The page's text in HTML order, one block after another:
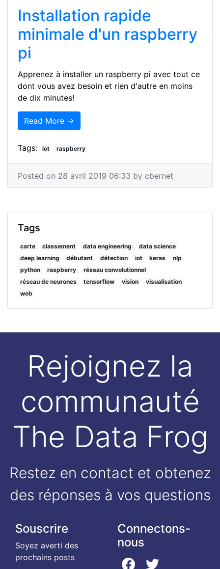
Installation rapide
minimale d'un raspberry
pi
Apprenez à installer un raspberry pi avec tout ce
dont vous avez besoin et rien d'autre en moins
de dix minutes!
Read More →
Tags: iot raspberry
Posted on 28 avril 2019 06:33 by cbernet
Tags
carte classement data engineering
data science
deep learning
débutant détection iot keras
nlp
python
raspberry
réseau convolutionnel
réseau de neurones
tensorflow vision
visualisation
web
Rejoignez la
communauté
The Data Frog
Restez en contact et obtenez
des réponses à vos questions
Souscrire
Soyez averti des
prochains posts
Connectons-
nous